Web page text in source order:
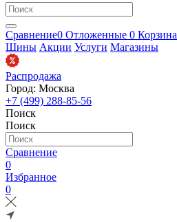
Сравнение0 Отложенные 0 Корзина
Шины Акции Услуги Магазины
Распродажа
Город: Москва
+7 (499) 288-85-56
Поиск
Поиск
Сравнение
0
Избранное
0